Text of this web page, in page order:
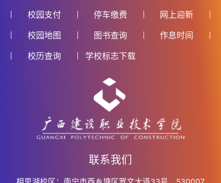
校园支付 停车缴费 网上迎新
校园地图 图书查询 作息时间
校历查询 学校标志下载
联系我们